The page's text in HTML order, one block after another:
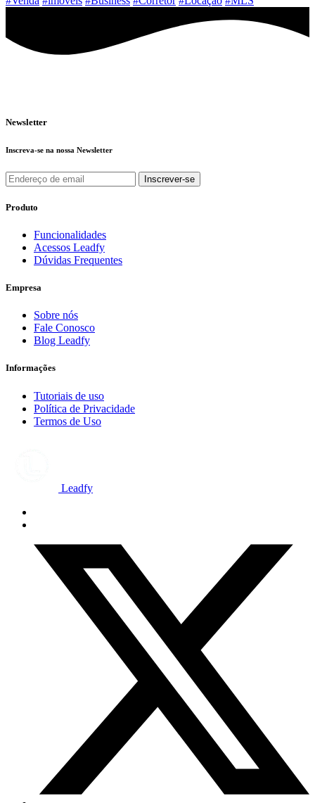
Newsletter
Inscreva-se na nossa Newsletter
Produto
Funcionalidades
Acessos Leadfy
Dúvidas Frequentes
Empresa
Sobre nós
Fale Conosco
Blog Leadfy
Informações
Tutoriais de uso
Política de Privacidade
Termos de Uso
Leadfy